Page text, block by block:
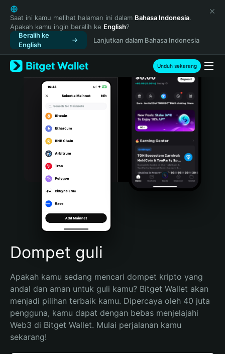
English
日本語
Tiếng Việt
Русский
Español (Latinoamérica)
Türkçe
Italiano
Português (Portugal)
Bahasa Indonesia
Português (Brasil)
Español (Argentina)
Saat ini kamu melihat halaman ini dalam Bahasa Indonesia.
Apakah kamu ingin beralih ke English?
Beralih ke
English
Lanjutkan dalam Bahasa Indonesia
Unduh sekarang
Dompet guli
Apakah kamu sedang mencari dompet kripto yang
andal dan aman untuk guli kamu? Bitget Wallet akan
menjadi pilihan terbaik kamu. Dipercaya oleh 40 juta
pengguna, kamu dapat dengan bebas menjelajahi
Web3 di Bitget Wallet. Mulai perjalanan kamu
sekarang!